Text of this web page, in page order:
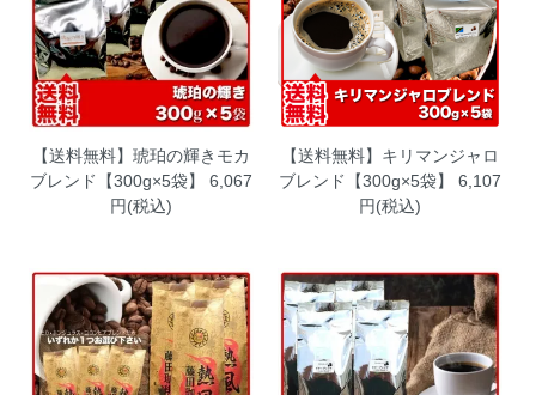
【送料無料】琥珀の輝きモカ
ブレンド【300g×5袋】
6,067
円(税込)
【送料無料】キリマンジャロ
ブレンド【300g×5袋】
6,107
円(税込)